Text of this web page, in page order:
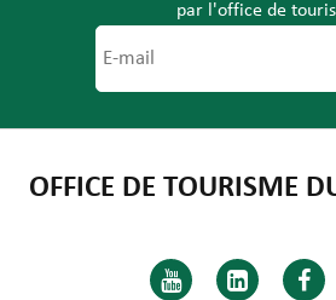
par l'office de
OFFICE DE TOURISME